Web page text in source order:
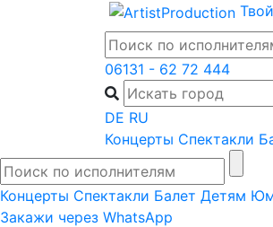
06131 - 62 72 444
DE RU
Концерты Спектакли
Концерты Спектакли Балет Детям
Закажи через WhatsApp